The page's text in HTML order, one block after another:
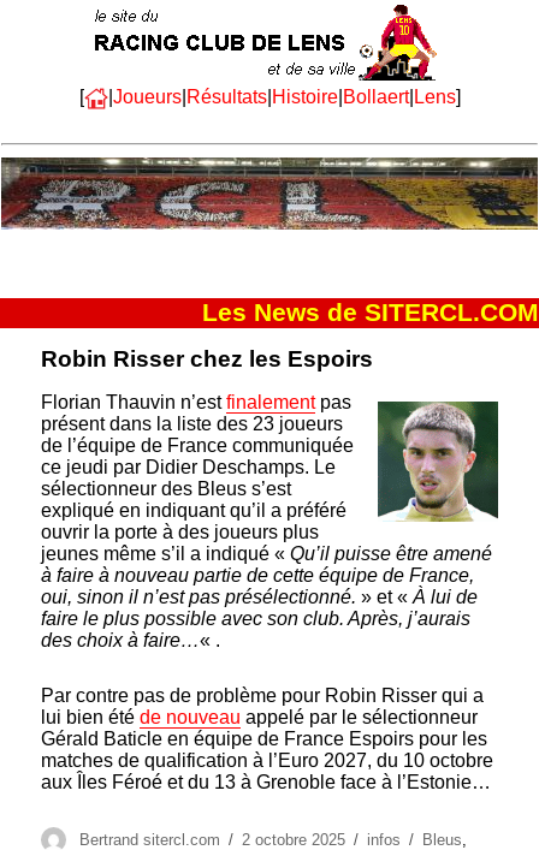
[ | Joueurs| Résultats| Histoire| Bollaert| Lens]
Les News de SITERCL.COM
Robin Risser chez les Espoirs
Florian Thauvin n’estfinalementpas
présent dans la liste des 23 joueurs
de l’équipe de France communiquée
ce jeudi par Didier Deschamps. Le
sélectionneur des Bleus s’est
expliqué en indiquant qu’il a préféré
ouvrir la porte à des joueurs plus
jeunes même s’il a indiqué «Qu’il puisse être amené
à faire à nouveau partie de cette équipe de France,
oui, sinon il n’est pas présélectionné. » et «À lui de
faire le plus possible avec son club. Après, j’aurais
des choix à faire…« .
Par contre pas de problème pour Robin Risser qui a
lui bien étéde nouveau appelé par le sélectionneur
Gérald Baticle en équipe de France Espoirs pour les
matches de qualification à l’Euro 2027, du 10 octobre
aux Îles Féroé et du 13 à Grenoble face à l’Estonie…
Auteur
Bertrand sitercl.com
Publié
2 octobre 2025 Catégories
infos Étiquettes
Bleus